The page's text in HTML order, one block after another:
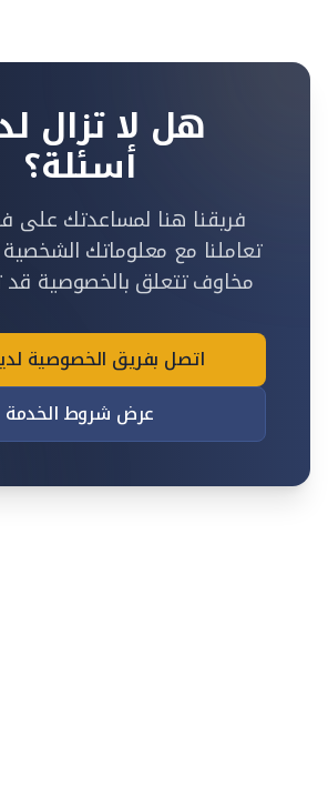
هل لا تزال
أسئلة؟
فريقنا هنا لمساعدتك على
تعاملنا مع معلوماتك
مخاوف تتعلق بالخصوصية قد
اتصل بفريق الخصوصية
عرض شروط الخدمة